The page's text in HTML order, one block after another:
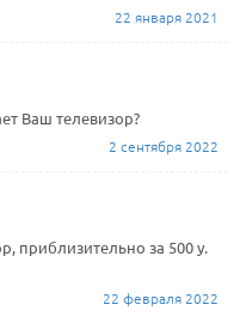
22 января 2021
Ваш телевизор?
2 сентября 2022
приблизительно за 500 у.
22 февраля 2022